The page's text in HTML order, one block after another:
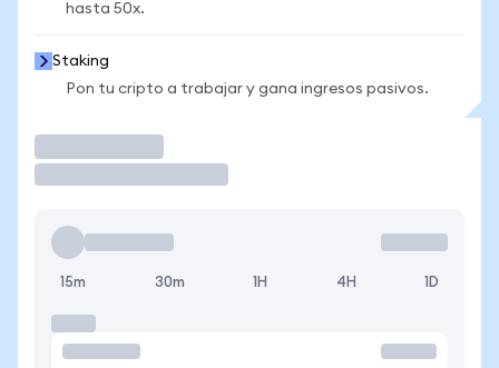
hasta 50x.
Staking
Pon tu cripto a trabajar y gana ingresos pasivos.
15m 30m 1H 4H 1D